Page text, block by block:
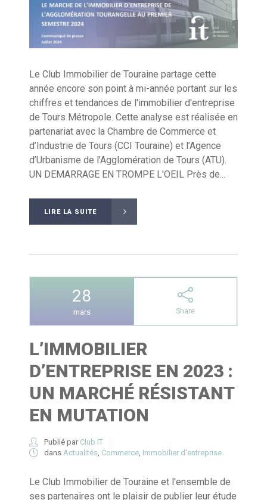
Le Club Immobilier de Touraine partage cette
année encore son point à mi-année portant sur les
chiffres et tendances de l'immobilier d'entreprise
de Tours Métropole. Cette analyse est réalisée en
partenariat avec la Chambre de Commerce et
d’Industrie de Tours (CCI Touraine) et l’Agence
d’Urbanisme de l’Agglomération de Tours (ATU).
UN DEMARRAGE EN TROMPE L'OEIL Près de...
LIRE LA SUITE
28
mars Share
L’IMMOBILIER
D’ENTREPRISE EN 2023 :
UN MARCHÉ RÉSISTANT
EN MUTATION
Publié par Club IT
dans Actualités Commerce Immobilier d'entreprise
Le Club Immobilier de Touraine et l'ensemble de
ses partenaires ont le plaisir de publier leur étude